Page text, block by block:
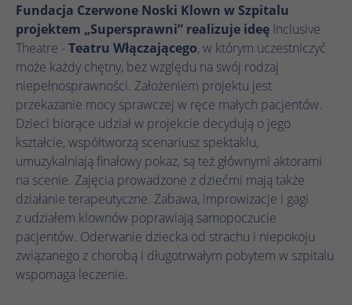
Fundacja Czerwone Noski Klown w Szpitalu
projektem „Supersprawni” realizuje ideę Inclusive
Theatre - Teatru Włączającego, w którym uczestniczyć
może każdy chętny, bez względu na swój rodzaj
niepełnosprawności. Założeniem projektu jest
przekazanie mocy sprawczej w ręce małych pacjentów.
Dzieci biorące udział w projekcie decydują o jego
kształcie, współtworzą scenariusz spektaklu,
umuzykalniają finałowy pokaz, są też głównymi aktorami
na scenie. Zajęcia prowadzone z dziećmi mają także
działanie terapeutyczne. Zabawa, improwizacje i gagi
z udziałem klownów poprawiają samopoczucie
pacjentów. Oderwanie dziecka od strachu i niepokoju
związanego z chorobą i długotrwałym pobytem w szpitalu
wspomaga leczenie.
Dostawca
Czas
trwania
1 rok
Zamiar
Ten plik cookie służy do zapisywania
ustawień plików cookie dla tej witryny
internetowej.
Nazwa SgCookieOptin.lastPreferences
Dostawca TYPO3
Czas
trwania
1 rok
Analityka
Nazwa _ga
Dostawca Google Analytics
Czas
trwania
1 rok 1 miesiąc 4 dni
Zamiar
Plik cookie _ga, instalowany przez Google
Analytics, oblicza dane dotyczące
odwiedzających, sesji i kampanii, a także
śledzi wykorzystanie witryny na potrzeby
raportu analitycznego witryny. Plik cookie
przechowuje informacje anonimowo i
Wyświetl informacje o plikach cookie
Marketing
Nazwa _fbp
Dostawca Meta Pixel
Czas
trwania
3 miesiące
Zamiar
Facebook ustawia ten plik cookie w celu
przechowywania i śledzenia interakcji.
Wyświetl informacje o plikach cookie